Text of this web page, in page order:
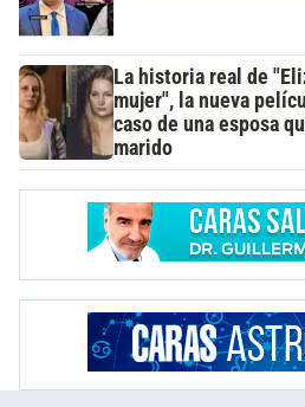
La historia real de
mujer", la nueva
caso de una esposa
marido